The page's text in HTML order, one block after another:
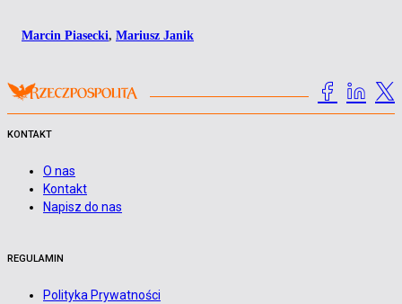
Marcin Piasecki, Mariusz Janik
KONTAKT
O nas
Kontakt
Napisz do nas
REGULAMIN
Polityka Prywatności